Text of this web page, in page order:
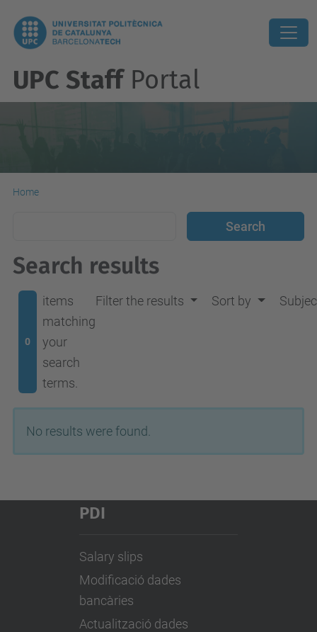
UPC StaffPortal
Home
Search results
0
items
matching
your
search
terms.
Filter the results Sort by
No results were found.
PDI
Salary slips
Modificació dades
bancàries
Actualització dades